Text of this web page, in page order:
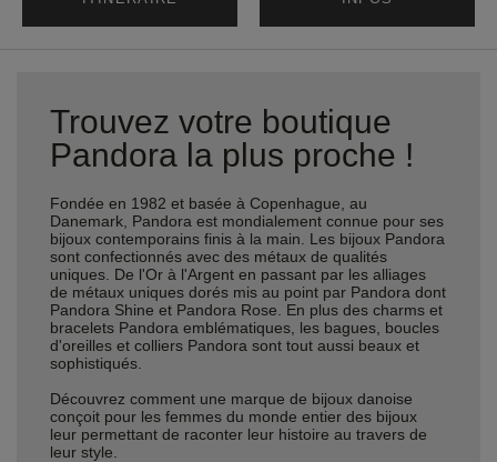
Trouvez votre boutique
Pandora la plus proche !
Fondée en 1982 et basée à Copenhague, au
Danemark, Pandora est mondialement connue pour ses
bijoux contemporains finis à la main. Les bijoux Pandora
sont confectionnés avec des métaux de qualités
uniques. De l'Or à l'Argent en passant par les alliages
de métaux uniques dorés mis au point par Pandora dont
Pandora Shine et Pandora Rose. En plus des charms et
bracelets Pandora emblématiques, les bagues, boucles
d'oreilles et colliers Pandora sont tout aussi beaux et
sophistiqués.
Découvrez comment une marque de bijoux danoise
conçoit pour les femmes du monde entier des bijoux
leur permettant de raconter leur histoire au travers de
leur style.